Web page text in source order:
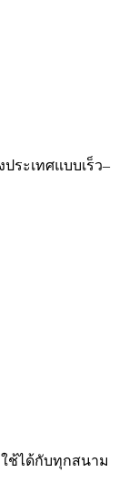
ระเทศแบบเร็ว–
ใช้ได้กับทุกสนาม